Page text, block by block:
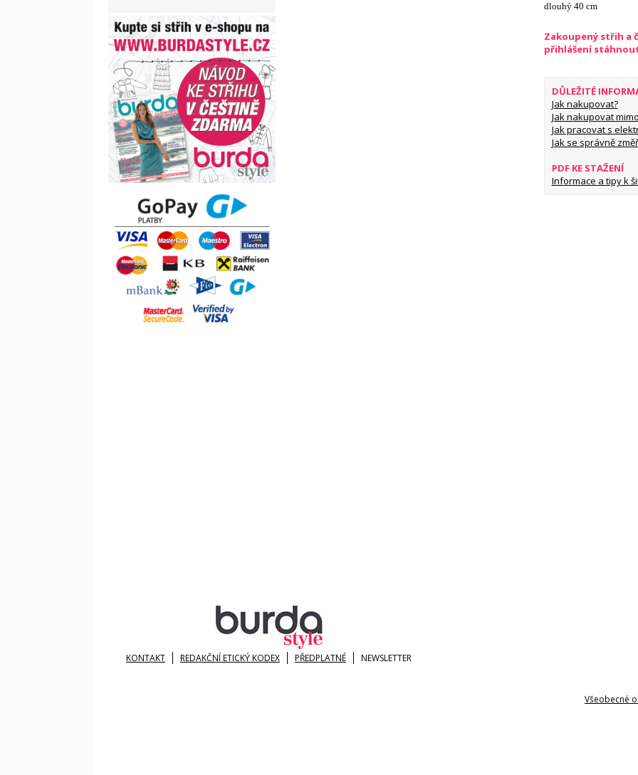
dlouhý 40 cm
Zakoupený střih a
přihlášení
DŮLEŽITÉ
Jak nakupovat?
Jak nakupovat
Jak pracovat s
Jak se správně
PDF KE STAŽENÍ
Informace a tipy k
KONTAKT REDAKČNÍ ETICKÝ KODEX PŘEDPLATNÉ NEWSLETTER
Všeobecné